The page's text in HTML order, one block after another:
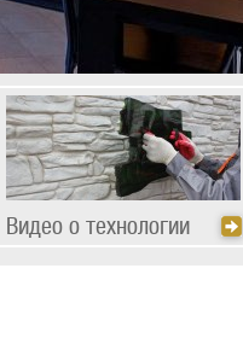
Видео о технологии